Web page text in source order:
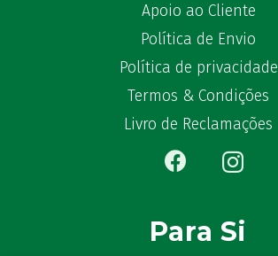
Apoio ao Cliente
Política de Envio
Política de privacidade
Termos & Condições
Livro de Reclamações
Para Si